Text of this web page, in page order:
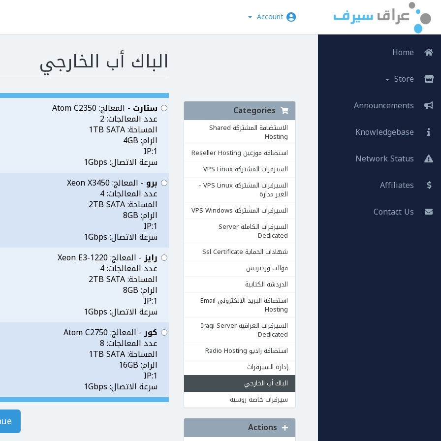
Account
الباك أب الخارجي
الاستضافة المشتركة Shared
Hosting
استضافة موزعين Reseller Hosting
السيرفرات المشتركة VPS Linux
السيرفرات المشتركة VPS Linux -
الغير مدارة
السيرفرات المشتركة VPS Windows
السيرفرات الكاملة Server
Dedicated
شهادات الحماية Ssl Certificate
قوالب وردبريس
الدردشة الكتابية
استضافة البريد الإلكتروني Email
Hosting
السيرفرات العراقية Iraqi Server
Dedicated
استضافة راديو Radio Hosting
إدارة السيرفرات
الباك أب الخارجي
سيرفرات خاصة روسية
ستارت - المعالج: Atom C2350
عدد المعالجات: 2
المساحة: 1TB SATA
الرام: 4GB
1:IP
سرعة الاتصال: 1Gbps
برو - المعالج: Xeon X3450
عدد المعالجات: 4
المساحة: 2TB SATA
الرام: 8GB
1:IP
سرعة الاتصال: 1Gbps
رايز- المعالج: Xeon E3-1220
عدد المعالجات: 4
المساحة: 2TB SATA
الرام: 8GB
1:IP
سرعة الاتصال: 1Gbps
كور- المعالج: Atom C2750
عدد المعالجات: 8
المساحة: 1TB SATA
الرام: 16GB
1:IP
سرعة الاتصال: 1Gbps